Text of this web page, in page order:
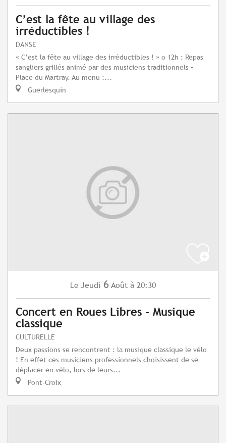
C’est la fête au village des
irréductibles !
DANSE
« C’est la fête au village des irréductibles ! » o 12h : Repas
sangliers grillés animé par des musiciens traditionnels –
Place du Martray. Au menu :...
Guerlesquin
Le Jeudi 6 Août à 20:30
Concert en Roues Libres - Musique
classique
CULTURELLE
Deux passions se rencontrent : la musique classique le vélo
! En effet ces musiciens professionnels choisissent de se
déplacer en vélo, lors de leurs...
Pont-Croix